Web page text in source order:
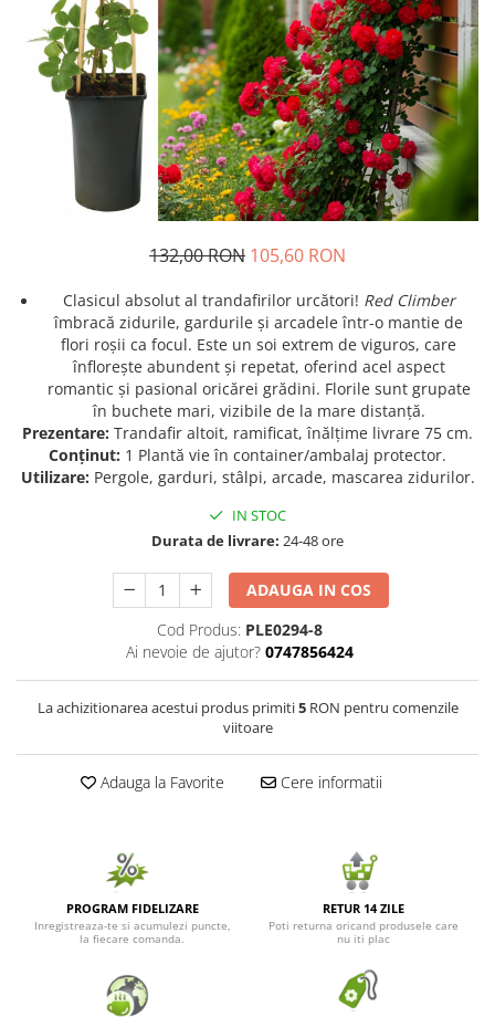
Bulbi de Echinacea
Bulbi de Frezie
Bulbi de Fritillaria
Bulbi de Gaillardia (Kokarda)
Bulbi de Gladiole
Bulbi de Irisi - Stanjenel
Bulbi de Lalele
Bulbi de Narcise
Bulbi de Ranunculus
Bulbi de Tigridia
Bulbi de Zambile
Bulbi de Zantedeschia
Bulbi Sparaxis
Mixuri de Bulbi
Seminte de Flori
Păr - Pyrus communis
Smochini - Ficus carica
Viță de Vie - Vitis
Zmeur - Rubus
132,00 RON 105,60 RON
Clasicul absolut al trandafirilor urcători! Red Climber
îmbracă zidurile, gardurile și arcadele într-o mantie de
flori roșii ca focul. Este un soi extrem de viguros, care
înflorește abundent și repetat, oferind acel aspect
romantic și pasional oricărei grădini. Florile sunt grupate
în buchete mari, vizibile de la mare distanță.
Prezentare: Trandafir altoit, ramificat, înălțime livrare 75 cm.
Conținut: 1 Plantă vie în container/ambalaj protector.
Utilizare: Pergole, garduri, stâlpi, arcade, mascarea zidurilor.
IN STOC
Durata de livrare: 24-48 ore
ADAUGA IN COS
Cod Produs: PLE0294-8
Ai nevoie de ajutor? 0747856424
La achizitionarea acestui produs primiti5RON pentru comenzile
viitoare
Adauga la Favorite Cere informatii
PROGRAM FIDELIZARE
Inregistreaza-te si acumulezi puncte,
la fiecare comanda.
RETUR 14 ZILE
Poti returna oricand produsele care
nu iti plac